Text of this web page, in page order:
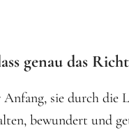
genau das
sie durch die
bewundert und